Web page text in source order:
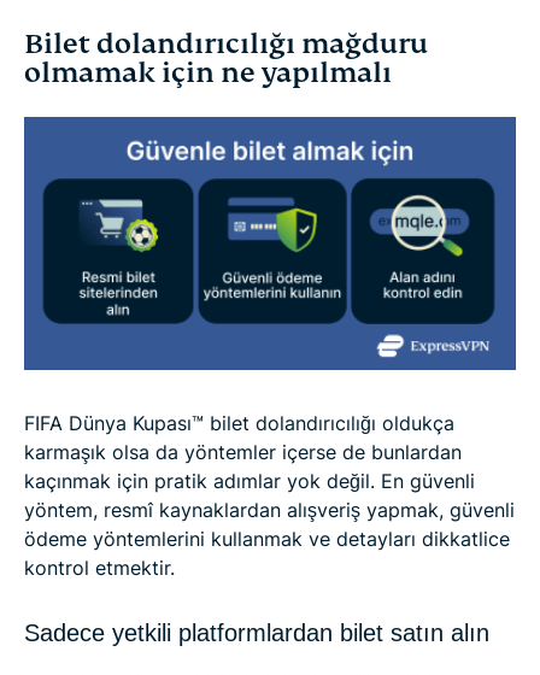
Bilet dolandırıcılığı mağduru
olmamak için ne yapılmalı
FIFA Dünya Kupası™ bilet dolandırıcılığı oldukça
karmaşık olsa da yöntemler içerse de bunlardan
kaçınmak için pratik adımlar yok değil. En güvenli
yöntem, resmî kaynaklardan alışveriş yapmak, güvenli
ödeme yöntemlerini kullanmak ve detayları dikkatlice
kontrol etmektir.
Sadece yetkili platformlardan bilet satın alın